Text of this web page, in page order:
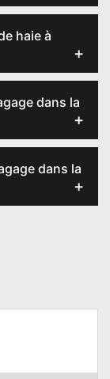
haie à
dans la
dans la